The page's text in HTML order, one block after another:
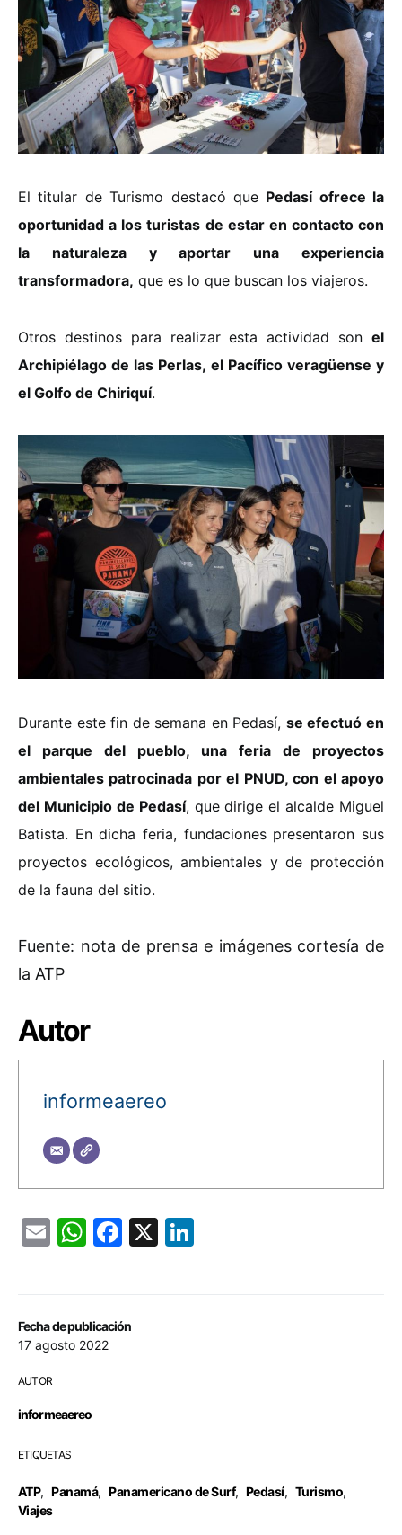
Fecha de publicación
17 agosto 2022
AUTOR
informeaereo
ETIQUETAS
ATP, Panamá, Panamericano de Surf, Pedasí, Turismo,
Viajes
El titular de Turismo destacó que Pedasí ofrece la
oportunidad a los turistas de estar en contacto con
la naturaleza y aportar una experiencia
transformadora, que es lo que buscan los viajeros.
Otros destinos para realizar esta actividad son el
Archipiélago de las Perlas, el Pacífico veragüense y
el Golfo de Chiriquí.
Durante este fin de semana en Pedasí, se efectuó en
el parque del pueblo, una feria de proyectos
ambientales patrocinada por el PNUD, con el apoyo
del Municipio de Pedasí, que dirige el alcalde Miguel
Batista. En dicha feria, fundaciones presentaron sus
proyectos ecológicos, ambientales y de protección
de la fauna del sitio.
Fuente: nota de prensa e imágenes cortesía de
la ATP
Autor
informeaereo
EmailWhatsApp
Facebook
X